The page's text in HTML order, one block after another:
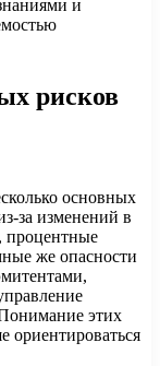
и
рисков
основных
за изменений в
процентные
же опасности
этих
ориентироваться